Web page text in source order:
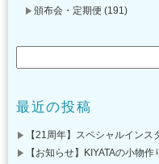
頒布会・定期便 (191)
最近の投稿
【21周年】スペシャルインス
【お知らせ】KIYATAの小物